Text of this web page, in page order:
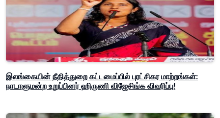
இலங்கையின் நீதித்துறை கட்டமைப்பில் புரட்சிகர மாற்றங்கள்:
நாடாளுமன்ற உறுப்பினர் ஹிருணி விஜேசிங்க விவரிப்பு!